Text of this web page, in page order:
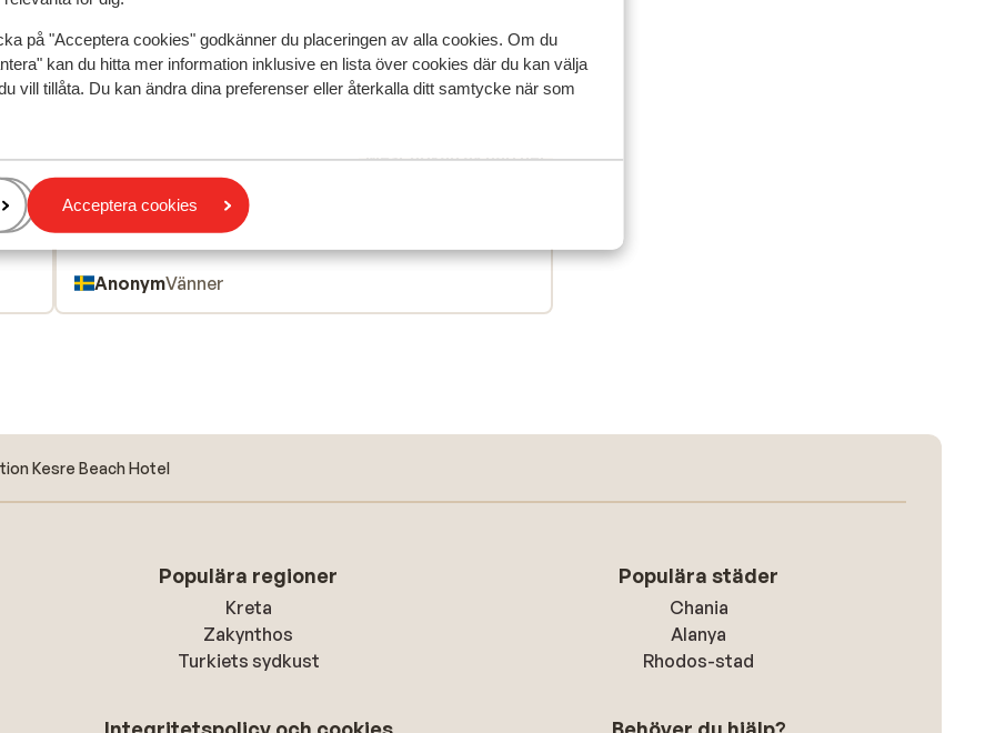
på "Acceptera cookies" godkänner du placeringen av alla cookies. Om du
kan du hitta mer information inklusive en lista över cookies där du kan välja
vill tillåta. Du kan ändra dina preferenser eller återkalla ditt samtycke när som
Acceptera cookies
hittar du det pittoreska samhället
Kusadasi är det cirka 30 km.
deras upplevelser av vår produkt.Mer om recensioner
Mest bokad av partner
5.3 Genomsnittlig
Ok men inte mer
Ok men inte mer
AnonymVänner
Kesre Beach Hotel
Populära regioner
Kreta
Zakynthos
Turkiets sydkust
Populära städer
Chania
Alanya
Rhodos-stad